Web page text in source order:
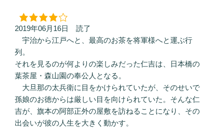
2019年06月16日 読了
宇治から江戸へと、最高のお茶を将軍様へと運ぶ行
列。
それを見るのが何よりの楽しみだった仁吉は、日本橋の
葉茶屋・森山園の奉公人となる。
大旦那の太兵衛に目をかけられていたが、そのせいで
孫娘のお徳からは厳しい目を向けられていた。そんな仁
吉が、旗本の阿部正外の屋敷を訪ねることになり、その
出会いが彼の人生を大きく動かす。